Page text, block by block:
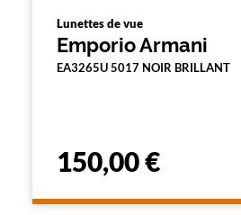
Lunettes de vue
Emporio Armani
EA3265U 5017 NOIR BRILLANT
150,00 €